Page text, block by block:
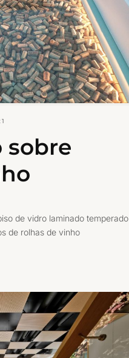
sobre
de vidro laminado temperado
de rolhas de vinho